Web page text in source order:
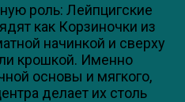
роль: Лейпцигские
как Корзиночки из
начинкой и сверху
крошкой. Именно
основы и мягкого,
делает их столь